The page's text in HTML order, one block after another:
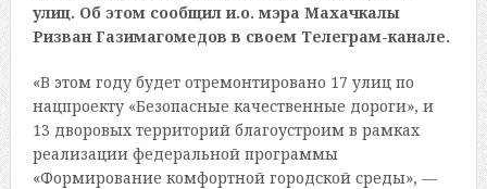
улиц. Об этом сообщил и.о. мэра Махачкалы
Ризван Газимагомедов в своем Телеграм-канале.
«В этом году будет отремонтировано 17 улиц по
нацпроекту «Безопасные качественные дороги», и
13 дворовых территорий благоустроим в рамках
реализации федеральной программы
«Формирование комфортной городской среды», —